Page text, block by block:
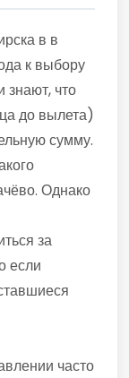
в в
к выбору
знают, что
до вылета)
сумму.
Однако
за
если
часто